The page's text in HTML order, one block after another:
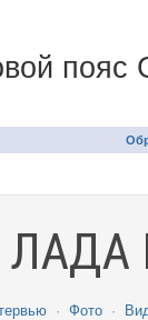
пояс
· Фото ·